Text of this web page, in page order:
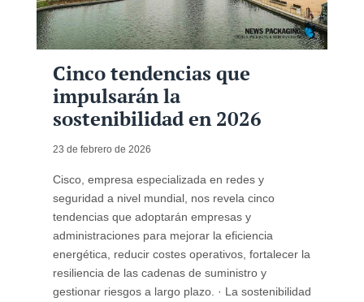
Cinco tendencias que
impulsarán la
sostenibilidad en 2026
23 de febrero de 2026
Cisco, empresa especializada en redes y
seguridad a nivel mundial, nos revela cinco
tendencias que adoptarán empresas y
administraciones para mejorar la eficiencia
energética, reducir costes operativos, fortalecer la
resiliencia de las cadenas de suministro y
gestionar riesgos a largo plazo. · La sostenibilidad